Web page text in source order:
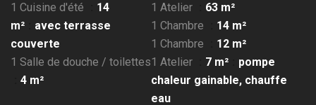
1 Cuisine d'été
14
m²
avec terrasse
couverte
1 Atelier
63 m²
1 Chambre
14 m²
1 Chambre
12 m²
1 Salle de douche / toilettes
4 m²
1 Atelier 7 m²
pompe
chaleur gainable, chauffe
eau